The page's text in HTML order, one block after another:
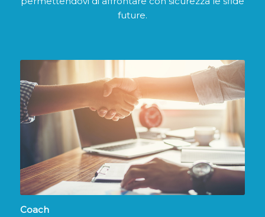
future.
Coach